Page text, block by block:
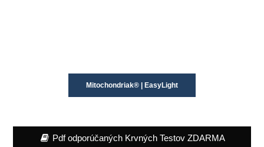
Mitochondriak® | EasyLight
Pdf odporúčaných Krvných Testov ZDARMA